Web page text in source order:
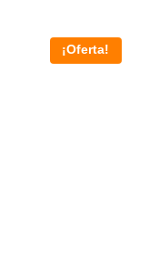
¡Oferta!